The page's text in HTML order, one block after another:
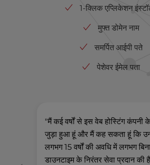
1-क्लिक एप्लिकेशन
मुफ्त डोमेन नाम
समर्पित आईपी पते
पेशेवर ईमेल पता
"मैं कई वर्षों से इस वेब होस्टिंग कंपनी
जुड़ा हुआ हूं और मैं कह सकता हूं कि
लगभग 15 वर्षों की अवधि में लगभग
डाउनटाइम के निरंतर सेवा प्रदान की